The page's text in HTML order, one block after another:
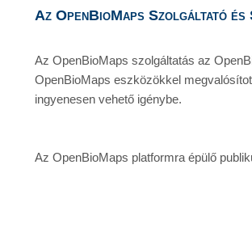
Az OpenBioMaps Szolgáltató
Az OpenBioMaps szolgáltatás az
OpenBioMaps eszközökkel
ingyenesen vehető igénybe.
Az OpenBioMaps platformra épülő